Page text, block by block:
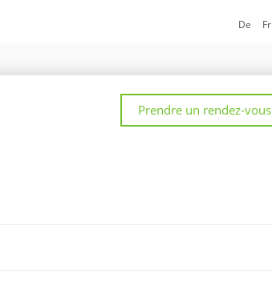
De Fr
Prendre un rendez-vous